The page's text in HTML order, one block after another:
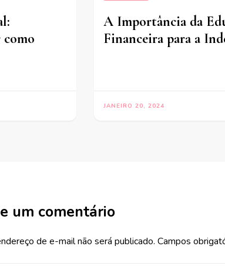
como
A Importância da
Financeira para a
JANEIRO 20, 2024
um comentário
de e-mail não será publicado. Campos